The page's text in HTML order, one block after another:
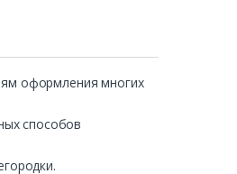
оформления многих
способов